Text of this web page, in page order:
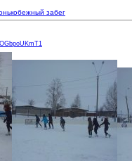
забег
OGbpoUKmT1